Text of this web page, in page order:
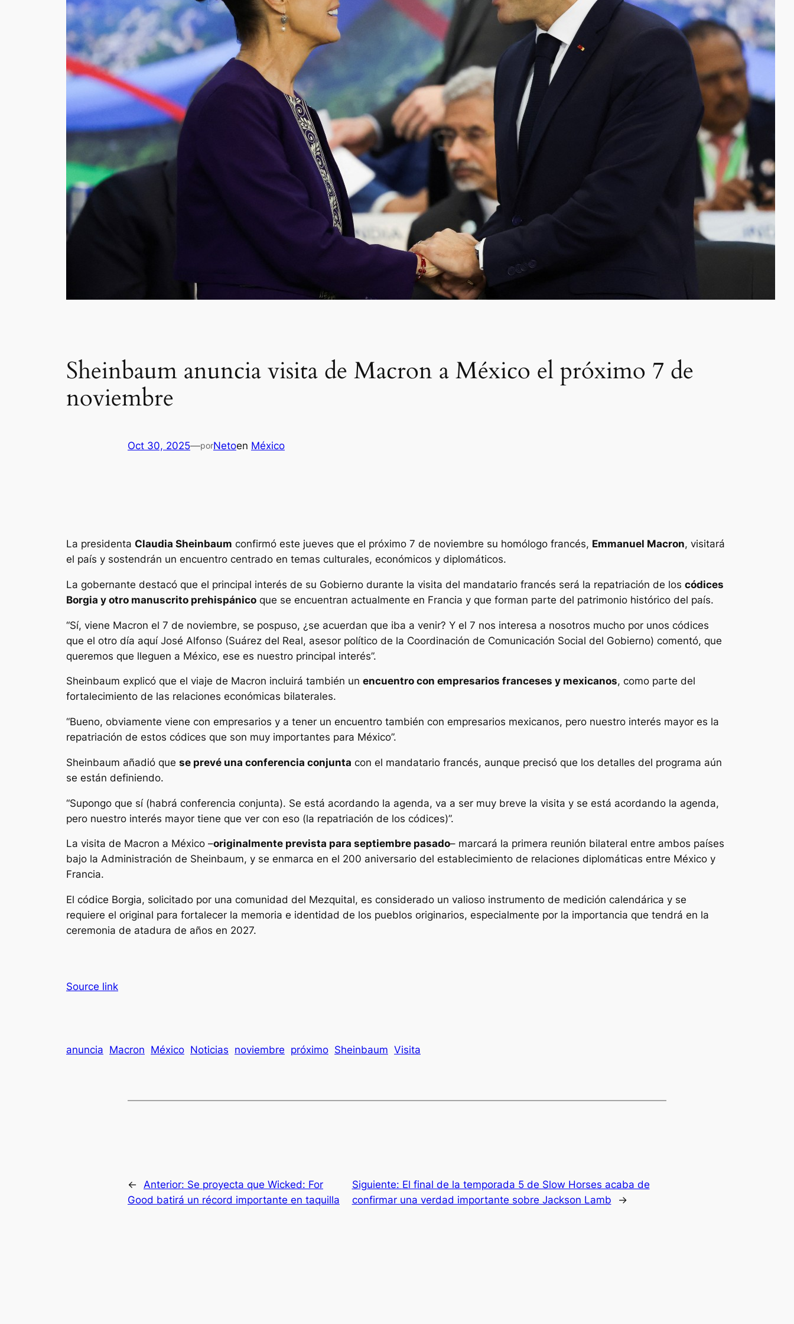
Sheinbaum anuncia visita de Macron a México el próximo 7 de
noviembre
Oct 30, 2025—porNetoen México
La presidenta Claudia Sheinbaum confirmó este jueves que el próximo 7 de noviembre su homólogo francés, Emmanuel Macron, visitará
el país y sostendrán un encuentro centrado en temas culturales, económicos y diplomáticos.
La gobernante destacó que el principal interés de su Gobierno durante la visita del mandatario francés será la repatriación de los códices
Borgia y otro manuscrito prehispánico que se encuentran actualmente en Francia y que forman parte del patrimonio histórico del país.
“Sí, viene Macron el 7 de noviembre, se pospuso, ¿se acuerdan que iba a venir? Y el 7 nos interesa a nosotros mucho por unos códices
que el otro día aquí José Alfonso (Suárez del Real, asesor político de la Coordinación de Comunicación Social del Gobierno) comentó, que
queremos que lleguen a México, ese es nuestro principal interés”.
Sheinbaum explicó que el viaje de Macron incluirá también un encuentro con empresarios franceses y mexicanos, como parte del
fortalecimiento de las relaciones económicas bilaterales.
“Bueno, obviamente viene con empresarios y a tener un encuentro también con empresarios mexicanos, pero nuestro interés mayor es la
repatriación de estos códices que son muy importantes para México”.
Sheinbaum añadió que se prevé una conferencia conjunta con el mandatario francés, aunque precisó que los detalles del programa aún
se están definiendo.
“Supongo que sí (habrá conferencia conjunta). Se está acordando la agenda, va a ser muy breve la visita y se está acordando la agenda,
pero nuestro interés mayor tiene que ver con eso (la repatriación de los códices)”.
La visita de Macron a México –originalmente prevista para septiembre pasado– marcará la primera reunión bilateral entre ambos países
bajo la Administración de Sheinbaum, y se enmarca en el 200 aniversario del establecimiento de relaciones diplomáticas entre México y
Francia.
El códice Borgia, solicitado por una comunidad del Mezquital, es considerado un valioso instrumento de medición calendárica y se
requiere el original para fortalecer la memoria e identidad de los pueblos originarios, especialmente por la importancia que tendrá en la
ceremonia de atadura de años en 2027.
Source link
anuncia Macron México Noticias noviembre próximo Sheinbaum Visita
← Anterior: Se proyecta que Wicked: For
Good batirá un récord importante en taquilla
Siguiente: El final de la temporada 5 de Slow Horses acaba de
confirmar una verdad importante sobre Jackson Lamb
→